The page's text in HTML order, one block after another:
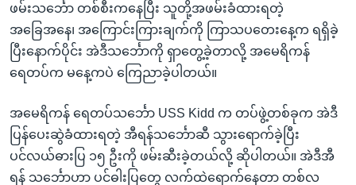
ဖမ်းသင်္ဘော တစ်စီးကနေပြီး သူတို့အဖမ်းခံထားရတဲ့
အခြေအနေ၊ အကြောင်းကြားချက်ကို ကြာသပတေးနေ့က ရရှိခဲ့
ပြီးနောက်ပိုင်း အဲဒီသင်္ဘောကို ရှာတွေ့ခဲ့တာလို့ အမေရိကန်
ရေတပ်က မနေ့ကပဲ ကြေညာခဲ့ပါတယ်။
အမေရိကန် ရေတပ်သင်္ဘော USS Kidd က တပ်ဖွဲ့တစ်ခုက အဲဒီ
ပြန်ပေးဆွဲခံထားရတဲ့ အီရန်သင်္ဘောဆီ သွားရောက်ခဲ့ပြီး
ပင်လယ်ဓားပြ ၁၅ ဦးကို ဖမ်းဆီးခဲ့တယ်လို့ ဆိုပါတယ်။ အဲဒီအီ
ရန် သင်္ဘောဟာ ပင်ဓါးပြတွေ လက်ထဲရောက်နေတာ တစ်လ